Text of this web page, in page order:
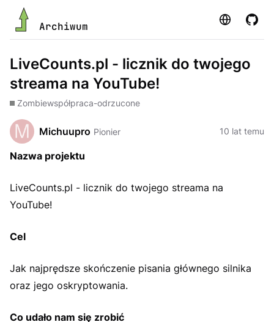
Archiwum Strona
LiveCounts.pl - licznik do twojego
streama na YouTube!
Zombiewspółpraca-odrzucone
Michuupro Pionier 10 lat temu
Nazwa projektu
LiveCounts.pl - licznik do twojego streama na
YouTube!
Cel
Jak najprędsze skończenie pisania głównego silnika
oraz jego oskryptowania.
Co udało nam się zrobić